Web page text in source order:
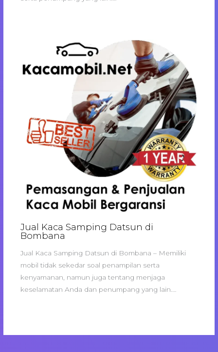
Jual Kaca Samping Datsun di
Bombana
Jual Kaca Samping Datsun di Bombana – Memiliki
mobil tidak sekedar soal penampilan serta
kenyamanan, namun juga tentang menjaga
keselamatan Anda dan penumpang yang lain.…